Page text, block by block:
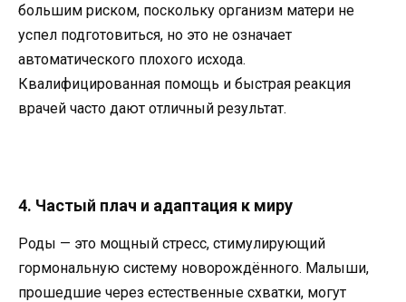
большим риском, поскольку организм матери не
успел подготовиться, но это не означает
автоматического плохого исхода.
Квалифицированная помощь и быстрая реакция
врачей часто дают отличный результат.
4. Частый плач и адаптация к миру
Роды — это мощный стресс, стимулирующий
гормональную систему новорождённого. Малыши,
прошедшие через естественные схватки, могут